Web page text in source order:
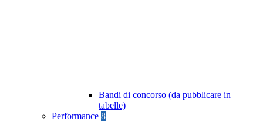
Bandi di concorso (da pubblicare in
tabelle)
Performance 8